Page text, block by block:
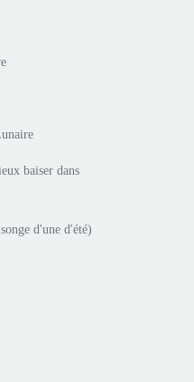
baiser dans
d'une d'été)